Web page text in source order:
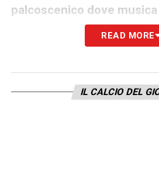
palcoscenico dove
intrecciano naturalmente,
passioni che vanno ben
LA PLAYLIST DELLE
READ MORE
IL CALCIO DEL